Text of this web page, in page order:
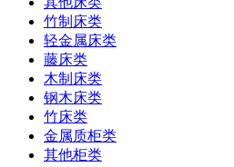
竹制床类
轻金属床类
藤床类
木制床类
钢木床类
竹床类
金属质柜类
其他柜类